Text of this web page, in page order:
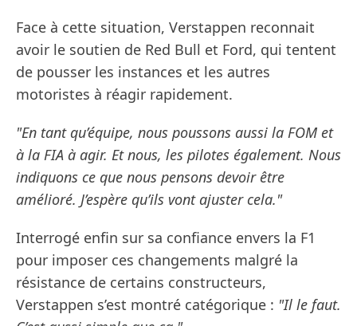
Face à cette situation, Verstappen reconnait
avoir le soutien de Red Bull et Ford, qui tentent
de pousser les instances et les autres
motoristes à réagir rapidement.
"En tant qu’équipe, nous poussons aussi la FOM et
à la FIA à agir. Et nous, les pilotes également. Nous
indiquons ce que nous pensons devoir être
amélioré. J’espère qu’ils vont ajuster cela."
Interrogé enfin sur sa confiance envers la F1
pour imposer ces changements malgré la
résistance de certains constructeurs,
Verstappen s’est montré catégorique : "Il le faut.